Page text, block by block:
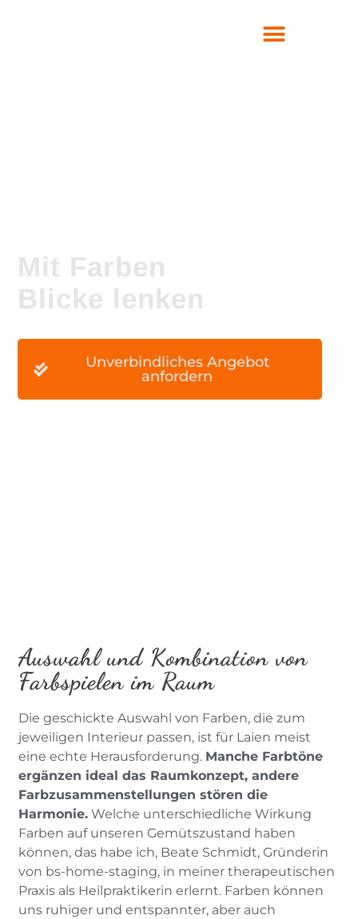
Mit Farben
Blicke lenken
Unverbindliches Angebot
anfordern
Auswahl und Kombination von
Farbspielen im Raum
Die geschickte Auswahl von Farben, die zum
jeweiligen Interieur passen, ist für Laien meist
eine echte Herausforderung. Manche Farbtöne
ergänzen ideal das Raumkonzept, andere
Farbzusammenstellungen stören die
Harmonie. Welche unterschiedliche Wirkung
Farben auf unseren Gemütszustand haben
können, das habe ich, Beate Schmidt, Gründerin
von bs-home-staging, in meiner therapeutischen
Praxis als Heilpraktikerin erlernt. Farben können
uns ruhiger und entspannter, aber auch